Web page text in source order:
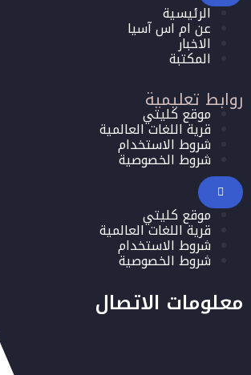
الرئيسية
عن ام اس آسيا
الاخبار
المكتبة
روابط تعليمية
موقع كليتي
قرية اللغات العالمية
شروط الاستخدام
شروط الخصوصية
موقع كليتي
قرية اللغات العالمية
شروط الاستخدام
شروط الخصوصية
معلومات الاتصال